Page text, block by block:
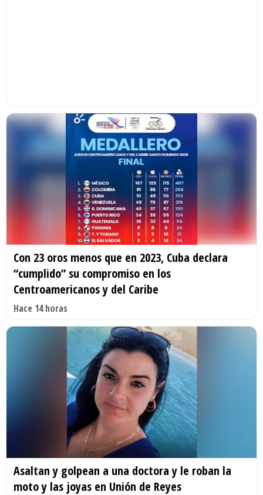
Con 23 oros menos que en 2023, Cuba declara
“cumplido” su compromiso en los
Centroamericanos y del Caribe
Hace 14 horas
Asaltan y golpean a una doctora y le roban la
moto y las joyas en Unión de Reyes